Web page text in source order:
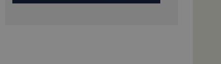
sulle pagine